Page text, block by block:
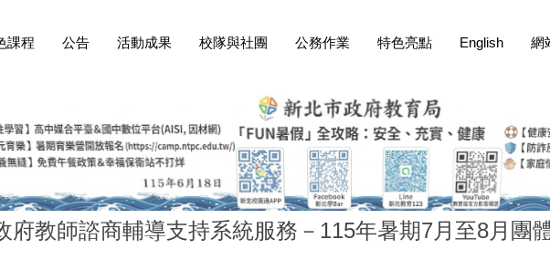
課程 公告 活動成果 校隊與社團 公務作業 特色亮點 English 網
府教師諮商輔導支持系統服務－115年暑期7月至8月團